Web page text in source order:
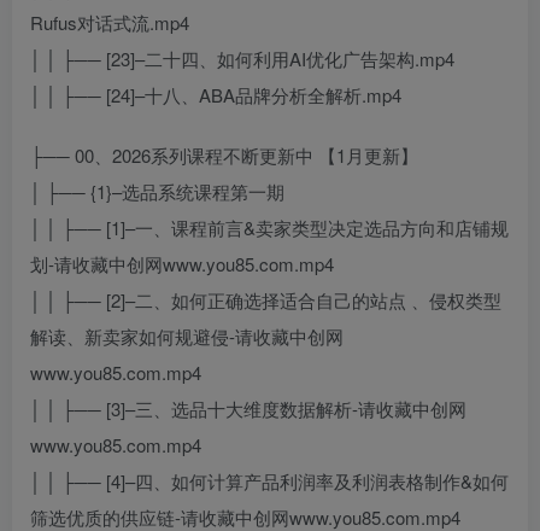
Rufus对话式流.mp4
│ │ ├── [23]–二十四、如何利用AI优化广告架构.mp4
│ │ ├── [24]–十八、ABA品牌分析全解析.mp4
├── 00、2026系列课程不断更新中 【1月更新】
│ ├── {1}–选品系统课程第一期
│ │ ├── [1]–一、课程前言&卖家类型决定选品方向和店铺规
划-请收藏中创网www.you85.com.mp4
│ │ ├── [2]–二、如何正确选择适合自己的站点 、侵权类型
解读、新卖家如何规避侵-请收藏中创网
www.you85.com.mp4
│ │ ├── [3]–三、选品十大维度数据解析-请收藏中创网
www.you85.com.mp4
│ │ ├── [4]–四、如何计算产品利润率及利润表格制作&如何
筛选优质的供应链-请收藏中创网www.you85.com.mp4